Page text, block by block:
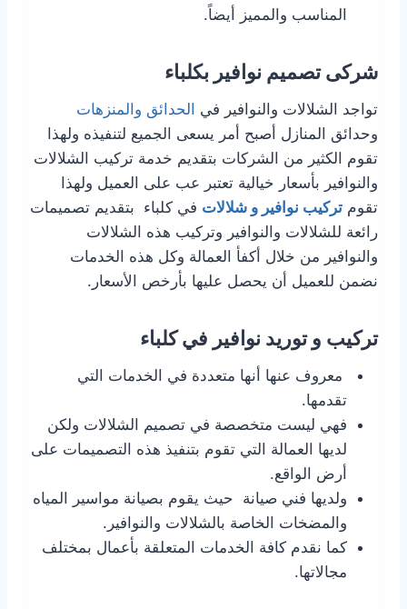
المناسب والمميز أيضاً.
شركى تصميم نوافير بكلباء
تواجد الشلالات والنوافير في الحدائق والمنزهات
وحدائق المنازل أصبح أمر يسعى الجميع لتنفيذه ولهذا
تقوم الكثير من الشركات بتقديم خدمة تركيب الشلالات
والنوافير بأسعار خيالية تعتبر عب على العميل ولهذا
تقوم تركيب نوافير و شلالات في كلباء بتقديم تصميمات
رائعة للشلالات والنوافير وتركيب هذه الشلالات
والنوافير من خلال أكفأ العمالة وكل هذه الخدمات
نضمن للعميل أن يحصل عليها بأرخص الأسعار.
تركيب و توريد نوافير في كلباء
معروف عنها أنها متعددة في الخدمات التي
تقدمها.
فهي ليست متخصصة في تصميم الشلالات ولكن
لديها العمالة التي تقوم بتنفيذ هذه التصميمات على
أرض الواقع.
ولديها فني صيانة حيث يقوم بصيانة مواسير المياه
والمضخات الخاصة بالشلالات والنوافير.
كما نقدم كافة الخدمات المتعلقة بأعمال بمختلف
مجالاتها.